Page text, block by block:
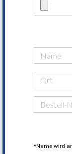
*Name wird